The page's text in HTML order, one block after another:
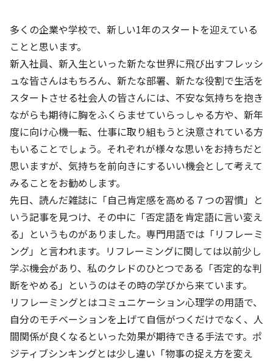
会社概要／組織図
Company’s Profile
沿革
本社所在地
京進グループが目指す姿
子会社および関係会社
フランチャイズ事業
ソーシャルメディア公式アカウント
語学学習
ライフキャリア
育児・暮らし
京進グループの事業所
お客さま満足度向上の取り組み
労働環境向上の取り組み
人材育成の取り組み
CSRレポート
社会貢献活動
ミャンマーへの支援活動
オリジナルバッグプロジェクト
清華・京進発展フォーラム
立木奨学金
DX（デジタル変革）
DXビジョン・DX戦略
Kyoshin Digital Academy
卓越した安全・安心を目指して
株主・投資家向け情報
株主・株式関連情報
株主・投資家の皆さまへ
ビジョン／経営方針
連結業績・財務
IRライブラリー
IRカレンダー
ディスクロージャーポリシー
免責事項
IRお問合せ
採用情報
採用情報
京進リクルートInstagram
新卒採用情報
新卒採用デジタルパンフレット
中途採用
講師（アルバイト）募集
保育事業 採用
日本語教育事業 採用
介護事業 採用
お問い合わせ
利用規約
個人情報保護方針
特別警報発令時の授業について
Copyright © KYOSHIN Co., Ltd. All rights reserved.
多くの企業や学校で、新しい1年のスタートを迎えている
ことと思います。
新入社員、新入生といった新たな世界に飛び出すフレッシ
ュな皆さんはもちろん、新たな部署、新たな役割で生活を
スタートさせる社会人の皆さんには、不安な気持ちを抱き
ながらも期待に胸をふくらませていらっしゃる方や、新年
度に向け心機一転、仕事に取り組もうと決意されている方
もいることでしょう。それぞれが様々な思いをお持ちだと
思いますが、気持ちを前向きにするいい機会として考えて
みることをお勧めします。
先日、読んだ雑誌に「自己肯定感を高める７つの習慣」と
いう記事を見つけ、その中に「否定語を肯定語に言い変え
る」というものがありました。専門用語では「リフレーミ
ング」と言われます。リフレーミングに関しては以前少し
学ぶ機会があり、私のクレドのひとつである「否定的な判
断をやめる」というのはその時の学びから来ています。
リフレーミングとはコミュニケーション心理学の用語で、
自分のモチベーションを上げて自信がつくだけでなく、人
間関係が良くなるといった効果が期待できる手法です。ポ
ジティブシンキングとは少し違い「物事の捉え方を変え